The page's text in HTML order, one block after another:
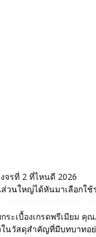
จรที่ 2 ที่ไหนดี 2026
วนใหญ่ได้หันมาเลือกใ
ระเบื้องเกรดพรีเมียม คุ
ในวัสดุสำคัญที่มีบทบาทอ